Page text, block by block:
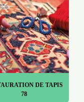
DE TAPIS
78